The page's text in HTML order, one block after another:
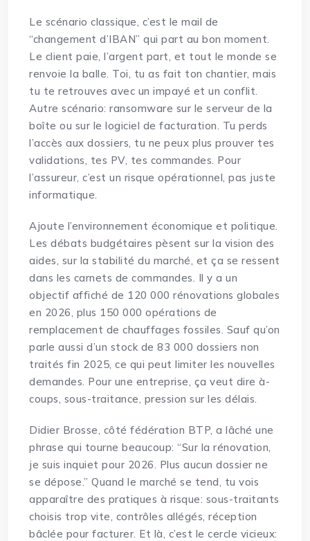
Le scénario classique, c’est le mail de
“changement d’IBAN” qui part au bon moment.
Le client paie, l’argent part, et tout le monde se
renvoie la balle. Toi, tu as fait ton chantier, mais
tu te retrouves avec un impayé et un conflit.
Autre scénario: ransomware sur le serveur de la
boîte ou sur le logiciel de facturation. Tu perds
l’accès aux dossiers, tu ne peux plus prouver tes
validations, tes PV, tes commandes. Pour
l’assureur, c’est un risque opérationnel, pas juste
informatique.
Ajoute l’environnement économique et politique.
Les débats budgétaires pèsent sur la vision des
aides, sur la stabilité du marché, et ça se ressent
dans les carnets de commandes. Il y a un
objectif affiché de 120 000 rénovations globales
en 2026, plus 150 000 opérations de
remplacement de chauffages fossiles. Sauf qu’on
parle aussi d’un stock de 83 000 dossiers non
traités fin 2025, ce qui peut limiter les nouvelles
demandes. Pour une entreprise, ça veut dire à-
coups, sous-traitance, pression sur les délais.
Didier Brosse, côté fédération BTP, a lâché une
phrase qui tourne beaucoup: “Sur la rénovation,
je suis inquiet pour 2026. Plus aucun dossier ne
se dépose.” Quand le marché se tend, tu vois
apparaître des pratiques à risque: sous-traitants
choisis trop vite, contrôles allégés, réception
bâclée pour facturer. Et là, c’est le cercle vicieux: